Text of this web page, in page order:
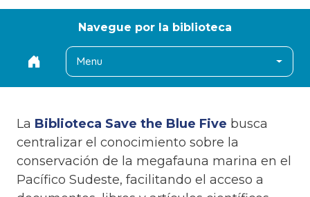
Navegue por la biblioteca
Menu
La Biblioteca Save the Blue Five busca
centralizar el conocimiento sobre la
conservación de la megafauna marina en el
Pacífico Sudeste, facilitando el acceso a